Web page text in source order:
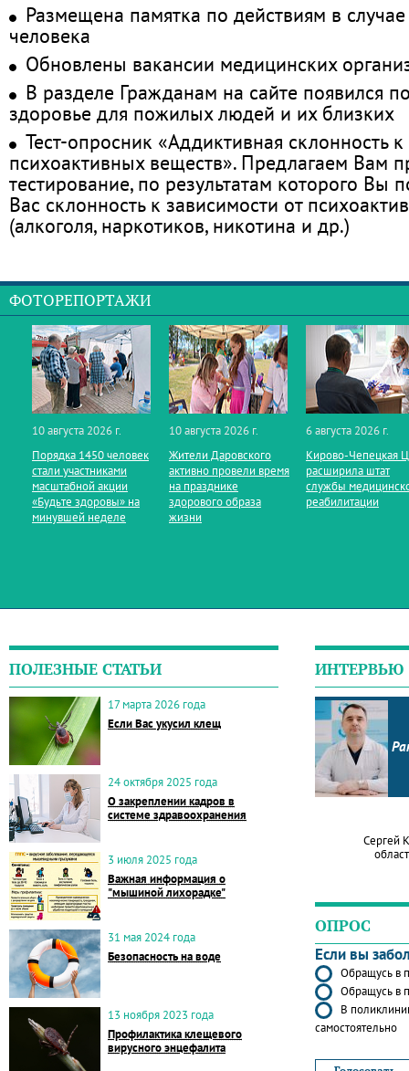
Размещена памятка по действиям в
человека
Обновлены вакансии медицинских
В разделе Гражданам на сайте появился
здоровье для пожилых людей и их близких
Тест-опросник «Аддиктивная склонность
психоактивных веществ». Предлагаем Вам
тестирование, по результатам которого Вы
Вас склонность к зависимости от
(алкоголя, наркотиков, никотина и др.)
ФОТОРЕПОРТАЖИ
10 августа 2026 г.
Порядка 1450 человек
стали участниками
масштабной акции
«Будьте здоровы» на
минувшей неделе
10 августа 2026 г.
Жители Даровского
активно провели время
на празднике
здорового образа
жизни
6 августа 2026 г.
Кирово‑Чепецкая
расширила штат
службы
реабилитации
ПОЛЕЗНЫЕ СТАТЬИ
17 марта 2026 года
Если Вас укусил клещ
24 октября 2025 года
О закреплении кадров в
системе здравоохранения
3 июля 2025 года
Важная информация о
"мышиной лихорадке"
31 мая 2024 года
Безопасность на воде
13 ноября 2023 года
Профилактика клещевого
вирусного энцефалита
ИНТЕРВЬЮ
Сергей
ОПРОС
Если вы
Обращусь в
Обращусь в
В
самостоятельно